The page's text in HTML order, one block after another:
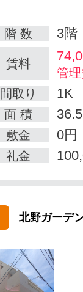
階 数 3階
賃料
管
間取り
1K
面 積
敷金 0円
礼金
北野ガーデ